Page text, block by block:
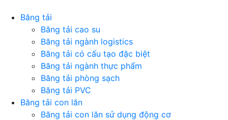
Băng tải
Băng tải cao su
Băng tải ngành logistics
Băng tải có cấu tạo đặc biệt
Băng tải ngành thực phẩm
Băng tải phòng sạch
Băng tải PVC
Băng tải con lăn
Băng tải con lăn sử dụng động cơ